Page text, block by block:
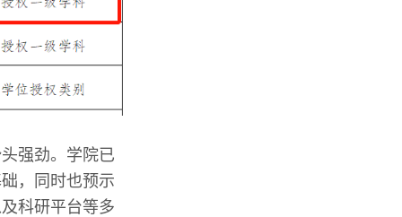
强劲。学院已
，同时也预示
科研平台等多